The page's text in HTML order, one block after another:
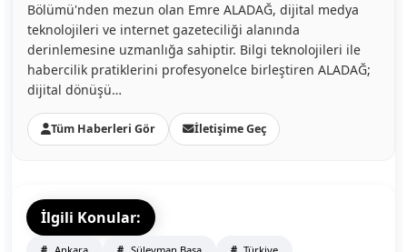
Bölümü'nden mezun olan Emre ALADAĞ, dijital medya
teknolojileri ve internet gazeteciliği alanında
derinlemesine uzmanlığa sahiptir. Bilgi teknolojileri ile
habercilik pratiklerini profesyonelce birleştiren ALADAĞ;
dijital dönüşü…
Tüm Haberleri Gör İletişime Geç
İlgili Konular: